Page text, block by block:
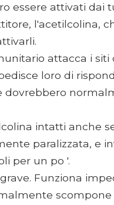
essere attivati ​​dai
l'acetilcolina,
attacca i siti
loro di
dovrebbero
intatti anche
paralizzata, e
per un po '.
Funziona
scompone